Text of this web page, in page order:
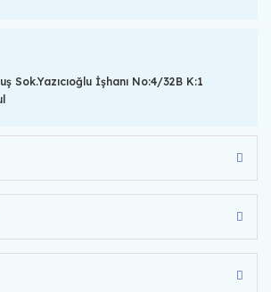
Sok.Yazıcıoğlu İşhanı No:4/32B K:1